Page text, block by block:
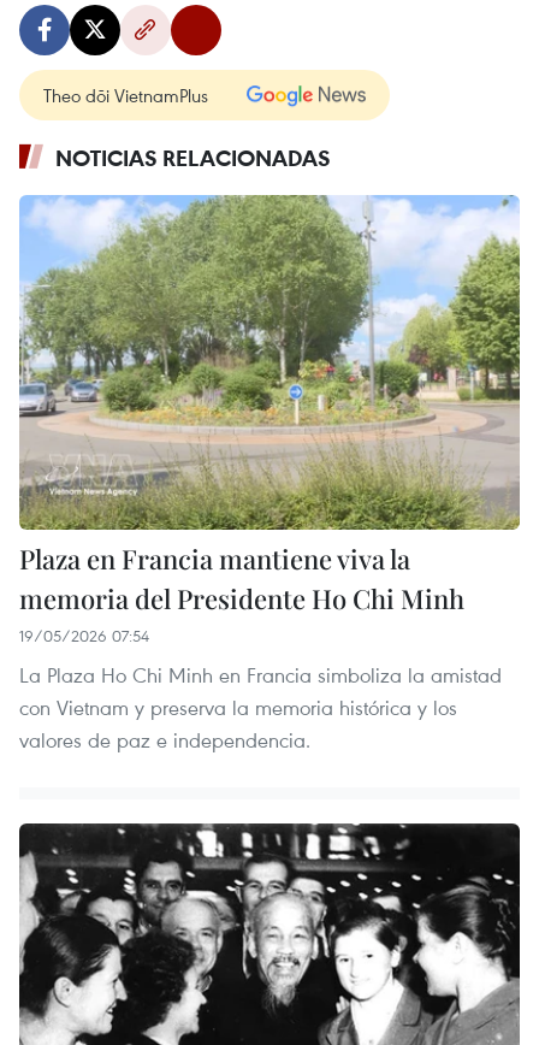
Theo dõi VietnamPlus
NOTICIAS RELACIONADAS
Plaza en Francia mantiene viva la
memoria del Presidente Ho Chi Minh
19/05/2026 07:54
La Plaza Ho Chi Minh en Francia simboliza la amistad
con Vietnam y preserva la memoria histórica y los
valores de paz e independencia.